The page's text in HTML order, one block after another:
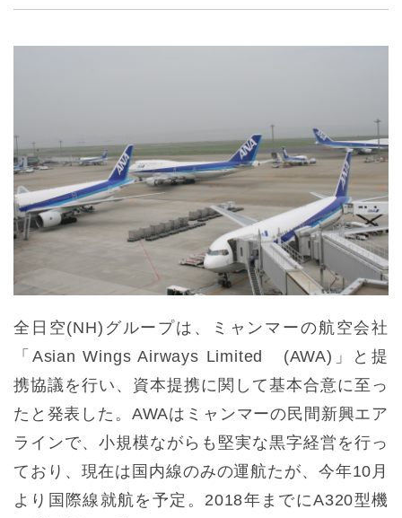
全日空(NH)グループは、ミャンマーの航空会社
「Asian Wings Airways Limited (AWA)」と提
携協議を行い、資本提携に関して基本合意に至っ
たと発表した。AWAはミャンマーの民間新興エア
ラインで、小規模ながらも堅実な黒字経営を行っ
ており、現在は国内線のみの運航たが、今年10月
より国際線就航を予定。2018年までにA320型機